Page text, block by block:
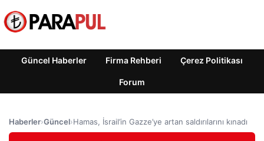
Güncel Haberler Firma Rehberi Çerez Politikası
Forum
Haberler›Güncel›Hamas, İsrail’in Gazze’ye artan saldırılarını kınadı